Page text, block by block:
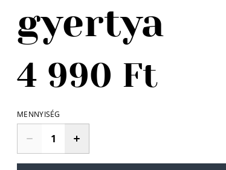
gyertya
4 990 Ft
MENNYISÉG